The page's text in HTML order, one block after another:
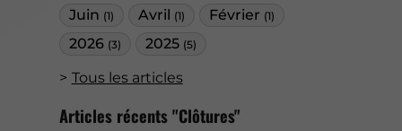
Juin (1) Avril (1) Février (1)
2026 (3) 2025 (5)
Tous les articles
Articles récents "Clôtures"